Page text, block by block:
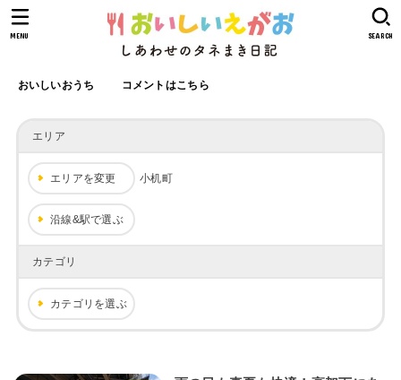
おいしいおうち コメントはこちら
SEARCH
MENU
エリア
エリアを変更 小机町
沿線&駅で選ぶ
カテゴリ
カテゴリを選ぶ